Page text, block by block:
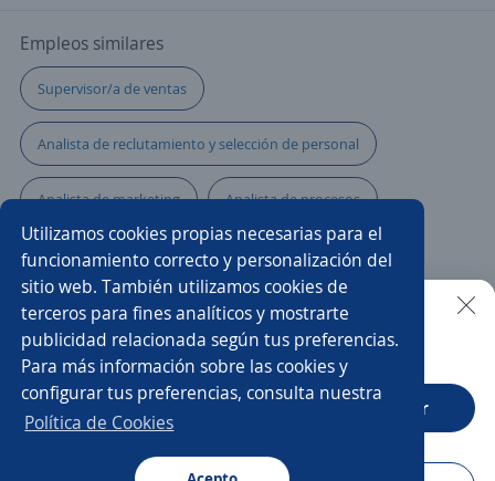
Empleos similares
Supervisor/a de ventas
Analista de reclutamiento y selección de personal
Analista de marketing Analista de procesos
Analista de operaciones Back office
Analista de calidad Consultor/a ti Cajero banco
Ventas Especialistas en ventas y atención al cliente
Asesor/a servicio al cliente
Ejecutivo/a telefónico Especialista de crédito y cobranza
Buscar es más fácil en la app
CT App Abrir
Utilizamos cookies propias necesarias para el
funcionamiento correcto y personalización del
sitio web. También utilizamos cookies de
terceros para fines analíticos y mostrarte
publicidad relacionada según tus preferencias.
Para más información sobre las cookies y
configurar tus preferencias, consulta nuestra
Política de Cookies